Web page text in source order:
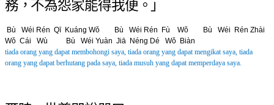
務 ，不 為 怨 家 能 得 我 便 。」
Bù Wéi Rén Qī Kuáng Wǒ Bù Wéi Rén Fù Wǒ Bù Wéi Rén Zhài
Wǒ Cái Wù Bù Wéi Yuàn Jiā Néng Dé Wǒ Biàn
tiada orang yang dapat membohongi saya, tiada orang yang dapat mengikat saya, tiada
orang yang dapat berhutang pada saya, tiada musuh yang dapat memperdaya saya.